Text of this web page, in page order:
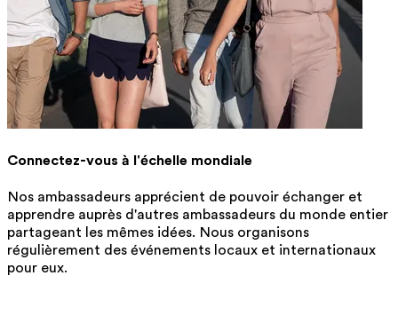
Connectez-vous à l'échelle mondiale
Nos ambassadeurs apprécient de pouvoir échanger et
apprendre auprès d'autres ambassadeurs du monde entier
partageant les mêmes idées. Nous organisons
régulièrement des événements locaux et internationaux
pour eux.